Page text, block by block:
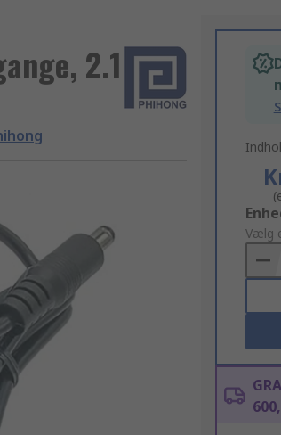
2.1
Add
to
Basket
Vælg